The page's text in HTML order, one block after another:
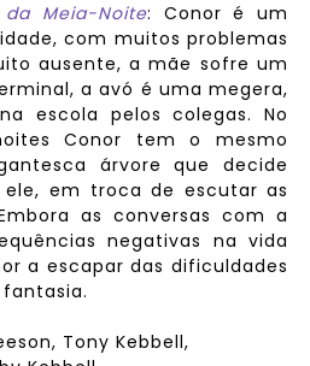
Meia-Noite: Conor é um
com muitos problemas
ausente, a mãe sofre um
a avó é uma megera,
escola pelos colegas. No
Conor tem o mesmo
árvore que decide
em troca de escutar as
as conversas com a
negativas na vida
a escapar das dificuldades
Tony Kebbell,